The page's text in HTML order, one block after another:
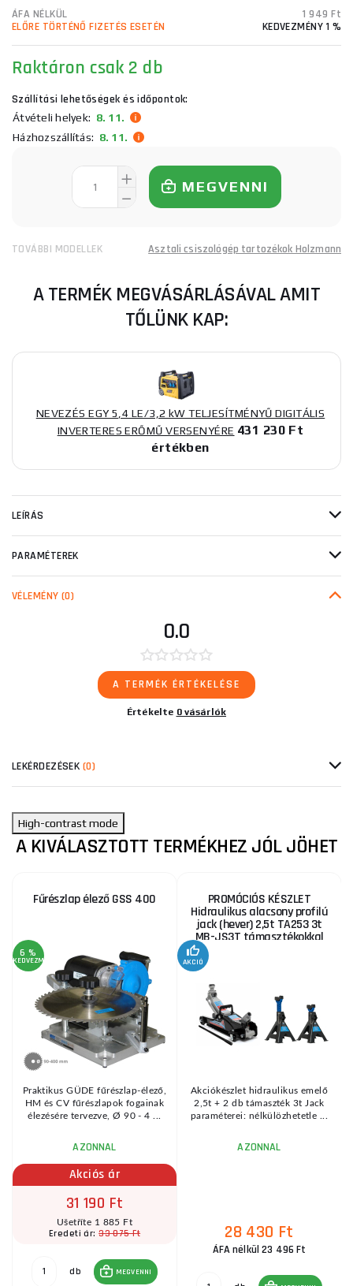
ÁFA NÉLKÜL
1 949 Ft
ELŐRE TÖRTÉNŐ FIZETÉS ESETÉN
KEDVEZMÉNY 1 %
Raktáron csak 2 db
Szállítási lehetőségek és időpontok:
Átvételi helyek: 8. 11.
Házhozszállítás: 8. 11.
MEGVENNI
TOVÁBBI MODELLEK Asztali csiszológép tartozékok Holzmann
A TERMÉK MEGVÁSÁRLÁSÁVAL AMIT
TŐLÜNK KAP:
NEVEZÉS EGY 5,4 LE/3,2 kW TELJESÍTMÉNYŰ DIGITÁLIS
INVERTERES ERŐMŰ VERSENYÉRE 431 230 Ft
értékben
LEÍRÁS
PARAMÉTEREK
VÉLEMÉNY (0)
0.0
A TERMÉK ÉRTÉKELÉSE
Értékelte 0 vásárlók
LEKÉRDEZÉSEK (0)
High-contrast mode
A KIVÁLASZTOTT TERMÉKHEZ JÓL JÖHET
Fűrészlap élező GSS 400
6 %
KEDVEZMÉNY
Praktikus GÜDE fűrészlap-élező,
HM és CV fűrészlapok fogainak
élezésére tervezve, Ø 90 - 4 ...
AZONNAL
Akciós ár
31 190 Ft
Ušetříte 1 885 Ft
Eredeti ár:33 075 Ft
db MEGVENNI
PROMÓCIÓS KÉSZLET
Hidraulikus alacsony profilú
jack (hever) 2,5t TA253 3t
MB-JS3T támasztékokkal
AKCIÓ
Akciókészlet hidraulikus emelő
2,5t + 2 db támaszték 3t Jack
paraméterei: nélkülözhetetle ...
AZONNAL
28 430 Ft
ÁFA nélkül 23 496 Ft